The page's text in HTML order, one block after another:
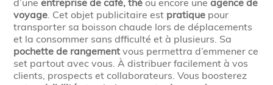
d’uneentreprise de café, thé ou encore uneagence de
voyage. Cet objet publicitaire est pratique pour
transporter sa boisson chaude lors de déplacements
et la consommer sans dfficulté et à plusieurs. Sa
pochette de rangement vous permettra d’emmener ce
set partout avec vous. À distribuer facilement à vos
clients, prospects et collaborateurs. Vous boosterez